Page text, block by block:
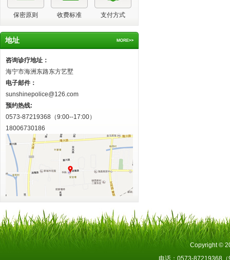
保密原则 收费标准 支付方式
地址
咨询诊疗地址：
海宁市海洲东路东方艺墅
电子邮件：
sunshinepolice@126.com
预约热线:
0573-87219368（9:00--17:00）
18006730186
Copyright ©
电话：0573-87219368